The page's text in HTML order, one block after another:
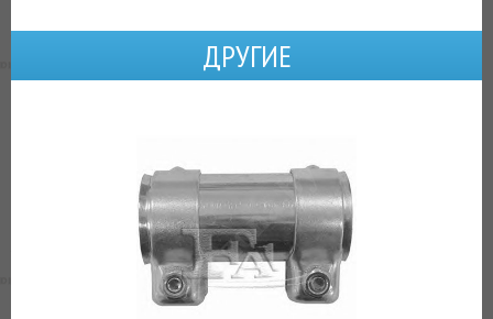
ДРУГИЕ